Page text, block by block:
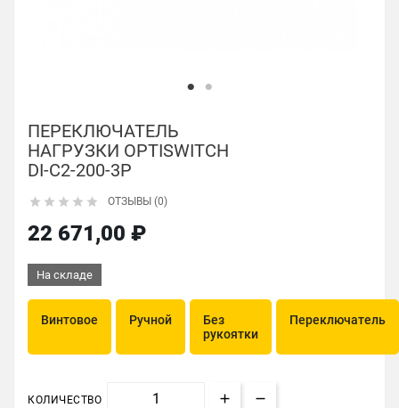
ПЕРЕКЛЮЧАТЕЛЬ
НАГРУЗКИ OPTISWITCH
DI-C2-200-3P
     ОТЗЫВЫ (0)
22 671,00 ₽
На складе
Винтовое Ручной
Без
рукоятки
Переключатель
КОЛИЧЕСТВО